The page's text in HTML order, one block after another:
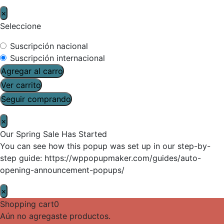
×
Seleccione
Suscripción nacional
Suscripción internacional
Agregar al carro
Ver carrito
Seguir comprando
×
Our Spring Sale Has Started
You can see how this popup was set up in our step-by-
step guide: https://wppopupmaker.com/guides/auto-
opening-announcement-popups/
×
Shopping cart0
Aún no agregaste productos.